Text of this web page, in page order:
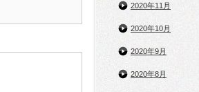
2020年11月
2020年10月
2020年9月
2020年8月